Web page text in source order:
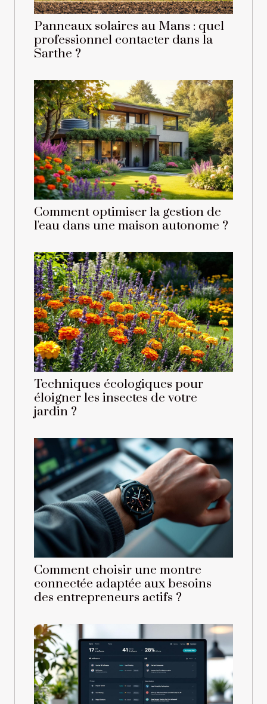
Panneaux solaires au Mans : quel
professionnel contacter dans la
Sarthe ?
Comment optimiser la gestion de
l'eau dans une maison autonome ?
Techniques écologiques pour
éloigner les insectes de votre
jardin ?
Comment choisir une montre
connectée adaptée aux besoins
des entrepreneurs actifs ?